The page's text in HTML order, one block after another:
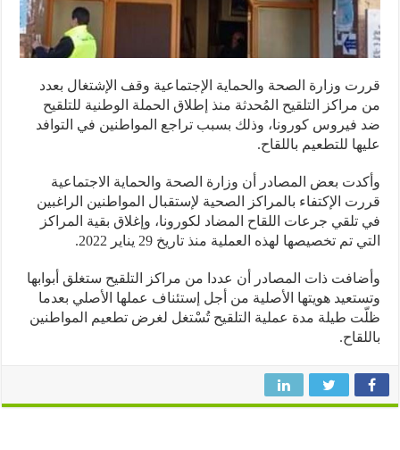
وزارة الصحة والحماية الإجتماعية وقف الإشتغال بعدد
التلقيح المُحدثة منذ إطلاق الحملة الوطنية للتلقيح
فيروس كورونا، وذلك بسبب تراجع المواطنين في التوافد
للتطعيم باللقاح.
بعض المصادر أن وزارة الصحة والحماية الاجتماعية
الإكتفاء بالمراكز الصحية لإستقبال المواطنين الراغبين
جرعات اللقاح المضاد لكورونا، وإغلاق بقية المراكز
تم تخصيصها لهذه العملية منذ تاريخ 29 يناير 2022.
ذات المصادر أن عددا من مراكز التلقيح ستغلق أبوابها
هويتها الأصلية من أجل إستئناف عملها الأصلي بعدما
طيلة مدة عملية التلقيح تُسْتغل لغرض تطعيم المواطنين